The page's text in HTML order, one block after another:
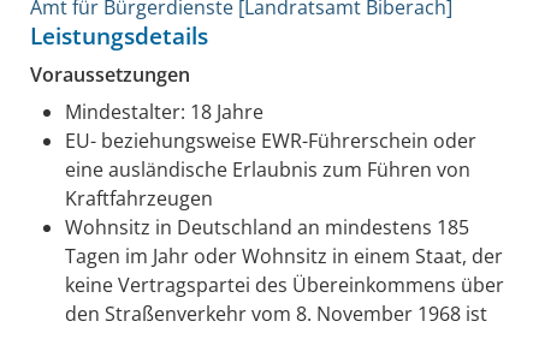
Amt für Bürgerdienste [Landratsamt Biberach]
Leistungsdetails
Voraussetzungen
Mindestalter: 18 Jahre
EU- beziehungsweise EWR-Führerschein oder
eine ausländische Erlaubnis zum Führen von
Kraftfahrzeugen
Wohnsitz in Deutschland an mindestens 185
Tagen im Jahroder Wohnsitz in einem Staat, der
keine Vertragspartei des Übereinkommens über
den Straßenverkehr vom 8. November 1968 ist